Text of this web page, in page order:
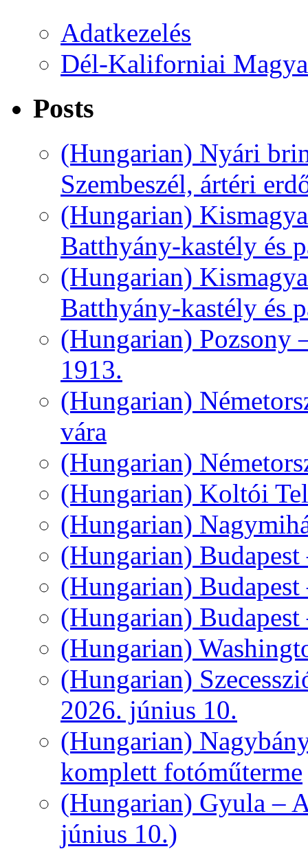
Adatkezelés
Dél-Kaliforniai
Posts
(Hungarian) Nyári
Szembeszél, ártéri
(Hungarian)
Batthyány-kastély és
(Hungarian)
Batthyány-kastély és
(Hungarian) Pozsony
1913.
(Hungarian)
vára
(Hungarian)
(Hungarian) Koltói
(Hungarian)
(Hungarian)
(Hungarian)
(Hungarian)
(Hungarian)
(Hungarian)
2026. június 10.
(Hungarian)
komplett fotóműterme
(Hungarian) Gyula –
június 10.)